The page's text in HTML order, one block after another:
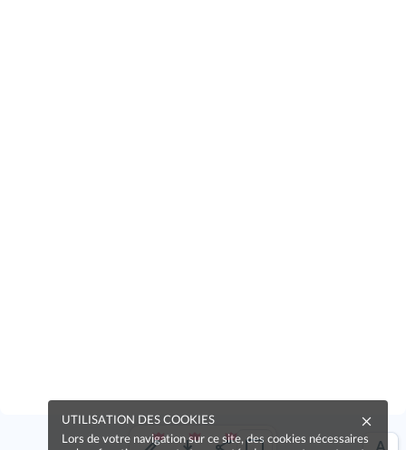
UTILISATION DES COOKIES
Lors de votre navigation sur ce site, des cookies nécessaires